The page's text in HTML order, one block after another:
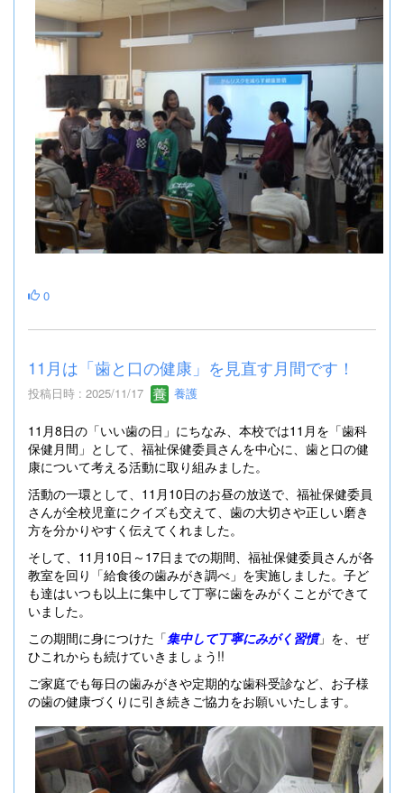
0
11月は「歯と口の健康」を見直す月間です！
投稿日時 : 2025/11/17 養護
11月8日の「いい歯の日」にちなみ、本校では11月を「歯科
保健月間」として、福祉保健委員さんを中心に、歯と口の健
康について考える活動に取り組みました。
活動の一環として、11月10日のお昼の放送で、福祉保健委員
さんが全校児童にクイズも交えて、歯の大切さや正しい磨き
方を分かりやすく伝えてくれました。
そして、11月10日～17日までの期間、福祉保健委員さんが各
教室を回り「給食後の歯みがき調べ」を実施しました。子ど
も達はいつも以上に集中して丁寧に歯をみがくことができて
いました。
この期間に身につけた「集中して丁寧にみがく習慣」を、ぜ
ひこれからも続けていきましょう!!
ご家庭でも毎日の歯みがきや定期的な歯科受診など、お子様
の歯の健康づくりに引き続きご協力をお願いいたします。